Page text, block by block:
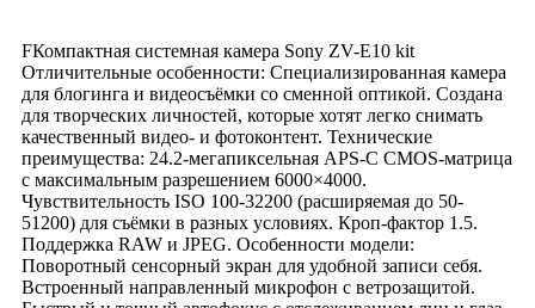
FКомпактная системная камера Sony ZV-E10 kit
Отличительные особенности: Специализированная камера
для блогинга и видеосъёмки со сменной оптикой. Создана
для творческих личностей, которые хотят легко снимать
качественный видео- и фотоконтент. Технические
преимущества: 24.2-мегапиксельная APS-C CMOS-матрица
с максимальным разрешением 6000×4000.
Чувствительность ISO 100-32200 (расширяемая до 50-
51200) для съёмки в разных условиях. Кроп-фактор 1.5.
Поддержка RAW и JPEG. Особенности модели:
Поворотный сенсорный экран для удобной записи себя.
Встроенный направленный микрофон с ветрозащитой.